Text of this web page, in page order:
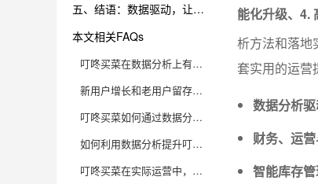
五、结语：数据驱动，让生鲜电商运营提效变得可视可控
本文相关FAQs
叮咚买菜在数据分析上有哪些核心指标？这些指标如何帮助提升生鲜电商的运营效率？
新用户增长和老用户留存，叮咚买菜的数据分析是如何实现精准运营的？
叮咚买菜如何通过数据分析优化供应链，降低生鲜损耗和提升配送效率？
如何利用数据分析提升叮咚买菜的商品结构和活动策划能力？
叮咚买菜在实际运营中，数据分析遇到哪些难点？其他生鲜电商如何借鉴其解决思路？
能化升级、4.
析方法和落地
套实用的运营
数据分析
财务、运
智能库存